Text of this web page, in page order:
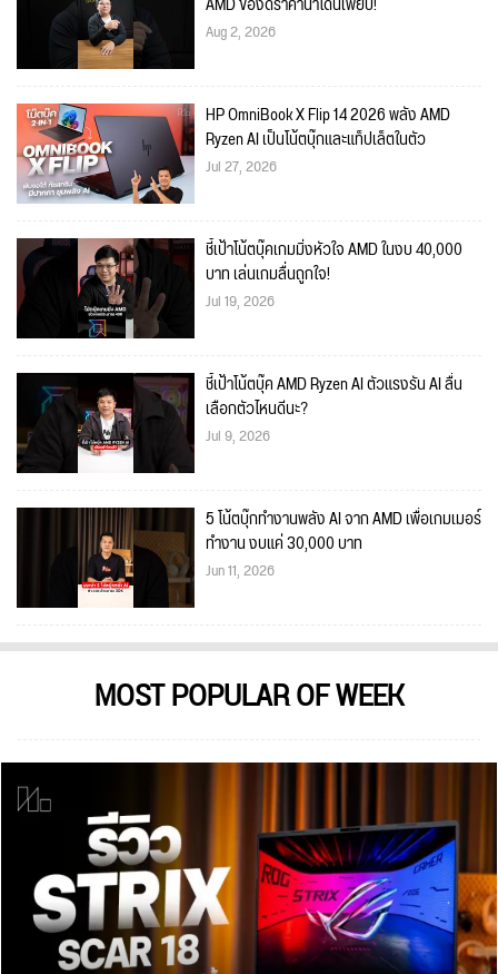
Aug 2, 2026
HP OmniBook X Flip 14 2026 พลัง AMD
Ryzen AI เป็นโน้ตบุ๊กและแท็ปเล็ตในตัว
Jul 27, 2026
ชี้เป้าโน้ตบุ๊คเกมมิ่งหัวใจ AMD ในงบ 40,000
บาท เล่นเกมลื่นถูกใจ!
Jul 19, 2026
ชี้เป้าโน้ตบุ๊ค AMD Ryzen AI ตัวแรงรัน AI ลื่น
เลือกตัวไหนดีนะ?
Jul 9, 2026
5 โน้ตบุ๊กทำงานพลัง AI จาก AMD เพื่อเกมเมอร์
ทำงาน งบแค่ 30,000 บาท
Jun 11, 2026
MOST POPULAR OF WEEK